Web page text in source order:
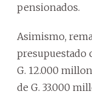
pensionados.
Asimismo,
presupuestado
G. 12.000
de G. 33.000